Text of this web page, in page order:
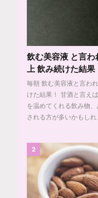
飲む美容液 と言
上 飲み続けた結果
毎朝 飲む美容液と言わ
けた結果！ 甘酒と言え
を温めてくれる飲み物
される方が多いかもし
2